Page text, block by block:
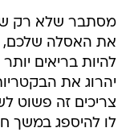
מסתבר שלא רק
את האסלה שלכם,
להיות בריאים
יהרוג את
צריכים זה פשוט
לו להיספג במשך